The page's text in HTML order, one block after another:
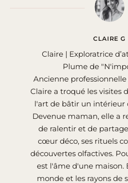
CLAIRE G
Claire | Exploratrice
Plume de
Ancienne
Claire a troqué les visites
l'art de bâtir un intérieur
Devenue maman, elle a
de ralentir et de
cœur déco, ses rituels
découvertes olfactives.
est l'âme d'une maison.
monde et les rayons de